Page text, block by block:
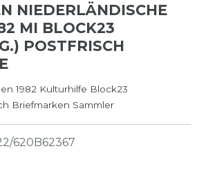
NIEDERLÄNDISCHE
MI BLOCK23
POSTFRISCH
1982 Kulturhilfe Block23
Briefmarken Sammler
620B62367